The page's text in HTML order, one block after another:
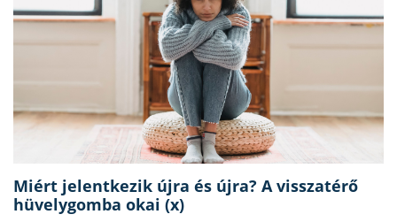
Miért jelentkezik újra és újra? A visszatérő
hüvelygomba okai (x)